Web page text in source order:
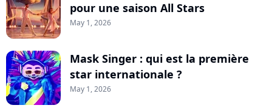
pour une saison All Stars
May 1, 2026
Mask Singer : qui est la première
star internationale ?
May 1, 2026